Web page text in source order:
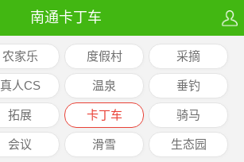
南通卡丁车
农家乐 度假村 采摘
真人CS 温泉 垂钓
拓展 卡丁车 骑马
会议 滑雪 生态园